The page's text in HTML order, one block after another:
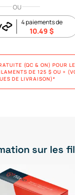
OU
4 paiements de
10.49 $
(QC & ON) POUR
DE 125 $ OU +
DE LIVRAISON)*
sur les